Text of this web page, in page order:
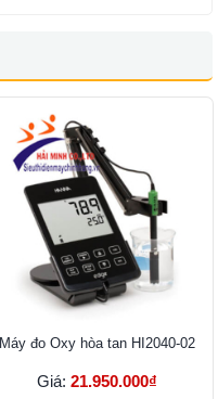
Máy đo Oxy hòa tan HI2040-02
Giá: 21.950.000₫